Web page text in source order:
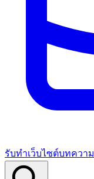
รับทำเว็บไซต์บทความ